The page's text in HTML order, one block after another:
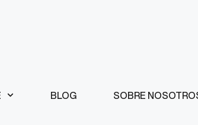
BLOG SOBRE